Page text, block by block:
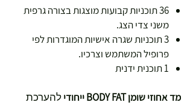
36 תוכניות קבועות מוצגות בצורה גרפית
משני צדי הצג.
3 תוכניות שגרה אישיות המוגדרות לפי
פרופיל המשתמש וצרכיו.
1 תוכנית ידנית
מד אחוזי שומן BODY FAT ייחודי
להערכת